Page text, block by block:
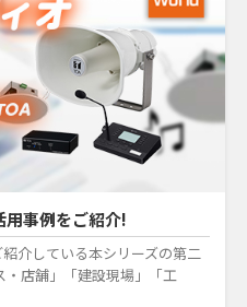
用事例をご紹介!
介している本シリーズの第二
店舗」「建設現場」「工